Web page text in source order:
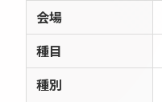
会場
種目
種別